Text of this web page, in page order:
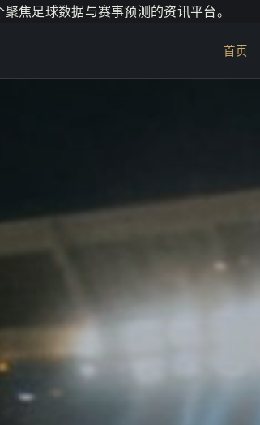
焦足球数据与赛事预测的资讯平台。
首页